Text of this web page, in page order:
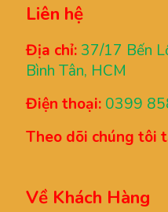
Liên hệ
Địa chỉ: 37/17 Bến
Bình Tân, HCM
Điện thoại: 0399
Theo dõi chúng tôi
Về Khách Hàng